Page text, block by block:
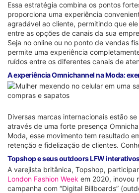
Essa estratégia combina os pontos
proporciona uma experiência
agradável ao cliente, permitindo que
entre as opções de canais da sua
Seja no online ou no ponto de vendas
permite uma experiência
ruídos entre os diferentes canais de
A experiência Omnichannel na Moda:
Diversas marcas internacionais estão
através de uma forte presença
Moda, esse movimento tem resultado
retenção e fidelização de clientes.
Topshop e seus outdoors LFW
A varejista britânica, Topshop,
London Fashion Week em 2020, inovou
campanha com “Digital Billboards”